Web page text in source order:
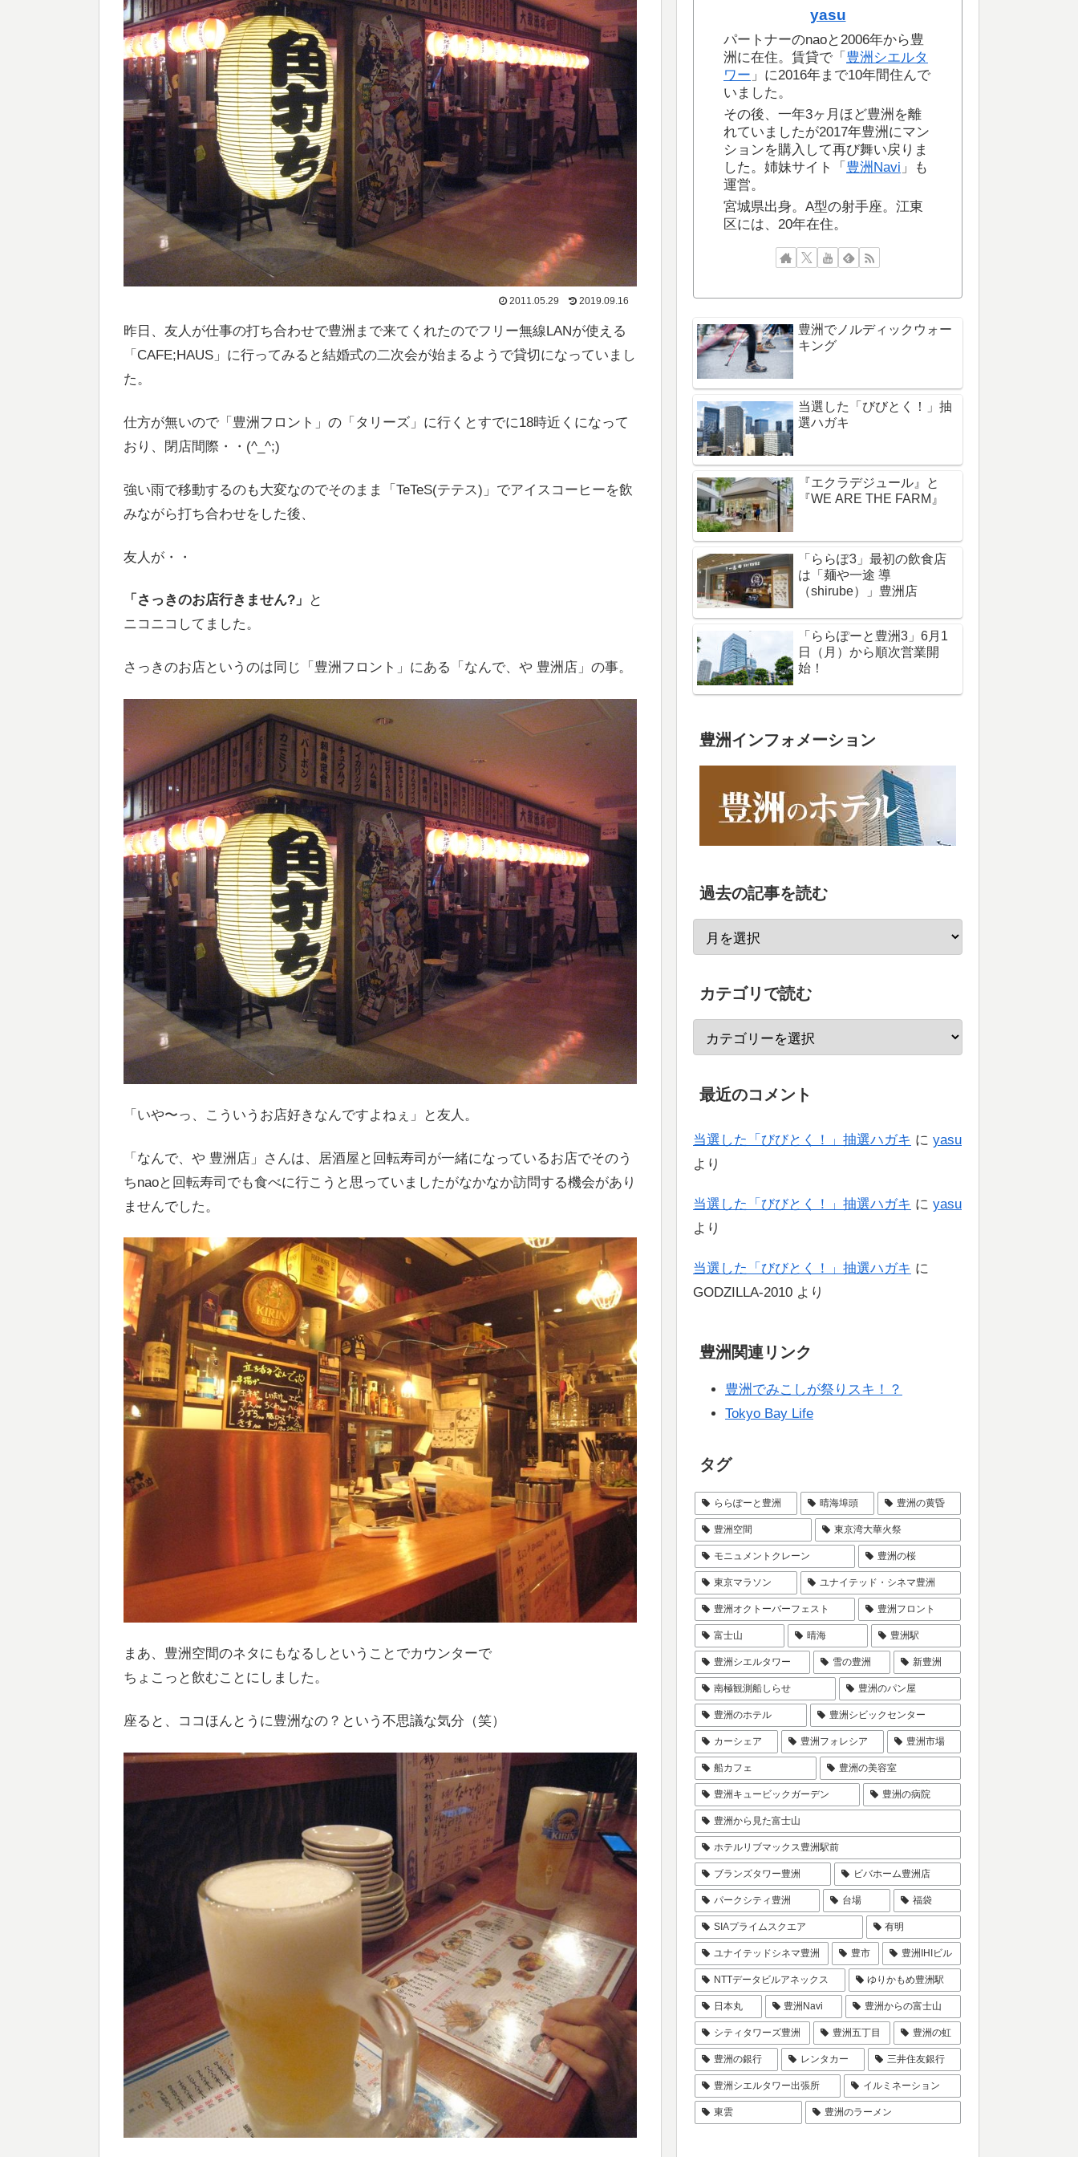
2011.05.29 2019.09.16
昨日、友人が仕事の打ち合わせで豊洲まで来てくれたのでフリー無線LANが使える
「CAFE;HAUS」に行ってみると結婚式の二次会が始まるようで貸切になっていまし
た。
仕方が無いので「豊洲フロント」の「タリーズ」に行くとすでに18時近くになって
おり、閉店間際・・(^_^;)
強い雨で移動するのも大変なのでそのまま「TeTeS(テテス)」でアイスコーヒーを飲
みながら打ち合わせをした後、
友人が・・
「さっきのお店行きません?」
と
ニコニコしてました。
さっきのお店というのは同じ「豊洲フロント」にある「なんで、や 豊洲店」の事。
「いや〜っ、こういうお店好きなんですよねぇ」と友人。
「なんで、や 豊洲店」さんは、居酒屋と回転寿司が一緒になっているお店でそのう
ちnaoと回転寿司でも食べに行こうと思っていましたがなかなか訪問する機会があり
ませんでした。
まあ、豊洲空間のネタにもなるしということでカウンターで
ちょこっと飲むことにしました。
座ると、ココほんとうに豊洲なの？という不思議な気分（笑）
yasu
パートナーのnaoと2006年から豊
洲に在住。賃貸で「 豊洲シエルタ
ワー 」に2016年まで10年間住んで
いました。
その後、一年3ヶ月ほど豊洲を離
れていましたが2017年豊洲にマン
ションを購入して再び舞い戻りま
した。姉妹サイト「 豊洲Navi 」も
運営。
宮城県出身。A型の射手座。江東
区には、20年在住。
豊洲でノルディックウォー
キング
当選した「びびとく！」抽
選ハガキ
『エクラデジュール』と
『WE ARE THE FARM』
「ららぽ3」最初の飲食店
は「麺や一途 導
（shirube）」豊洲店
「ららぽーと豊洲3」6月1
日（月）から順次営業開
始！
豊洲インフォメーション
過去の記事を読む
カテゴリで読む
最近のコメント
当選した「びびとく！」抽選ハガキ に yasu
より
当選した「びびとく！」抽選ハガキ に yasu
より
当選した「びびとく！」抽選ハガキ に
GODZILLA-2010 より
豊洲関連リンク
豊洲でみこしが祭りスキ！？
Tokyo Bay Life
タグ
ららぽーと豊洲 晴海埠頭 豊洲の黄昏
豊洲空間 東京湾大華火祭
モニュメントクレーン 豊洲の桜
東京マラソン ユナイテッド・シネマ豊洲
豊洲オクトーバーフェスト 豊洲フロント
富士山 晴海 豊洲駅
豊洲シエルタワー 雪の豊洲 新豊洲
南極観測船しらせ 豊洲のパン屋
豊洲のホテル 豊洲シビックセンター
カーシェア 豊洲フォレシア 豊洲市場
船カフェ 豊洲の美容室
豊洲キュービックガーデン 豊洲の病院
豊洲から見た富士山
ホテルリブマックス豊洲駅前
ブランズタワー豊洲 ビバホーム豊洲店
パークシティ豊洲 台場 福袋
SIAプライムスクエア 有明
ユナイテッドシネマ豊洲 豊市 豊洲IHIビル
NTTデータビルアネックス ゆりかもめ豊洲駅
日本丸 豊洲Navi 豊洲からの富士山
シティタワーズ豊洲 豊洲五丁目 豊洲の虹
豊洲の銀行 レンタカー 三井住友銀行
豊洲シエルタワー出張所 イルミネーション
東雲 豊洲のラーメン